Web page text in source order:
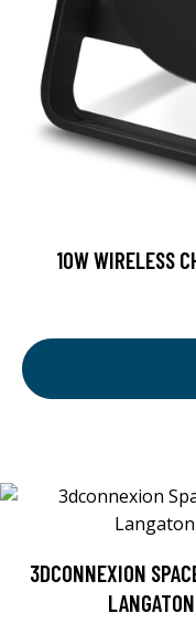
10W WIRELESS
3DCONNEXION